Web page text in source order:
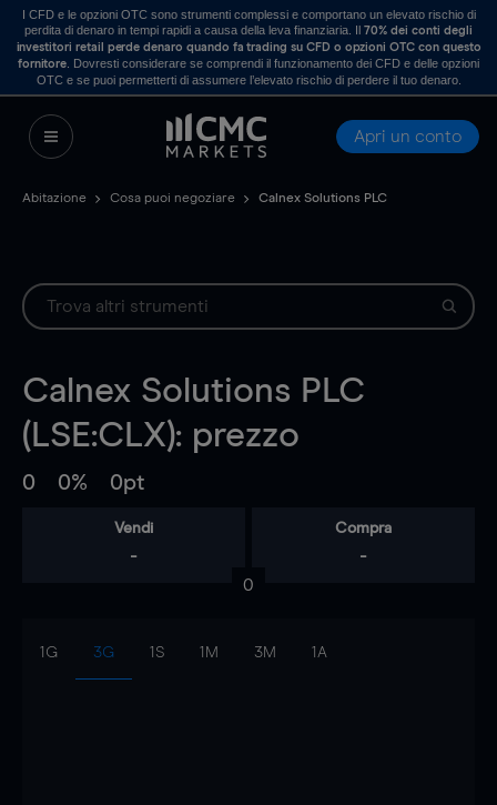
I CFD e le opzioni OTC sono strumenti complessi e comportano un elevato rischio di
perdita di denaro in tempi rapidi a causa della leva finanziaria. Il70% dei conti degli
investitori retail perde denaro quando fa trading su CFD o opzioni OTC con questo
fornitore . Dovresti considerare se comprendi il funzionamento dei CFD e delle opzioni
OTC e se puoi permetterti di assumere l’elevato rischio di perdere il tuo denaro.
Apri un conto
Abitazione Cosa puoi negoziare Calnex Solutions PLC
Calnex Solutions PLC
(LSE:CLX): prezzo
0 0% 0pt
Vendi
-
Compra
-
0
1G 3G 1S 1M 3M 1A